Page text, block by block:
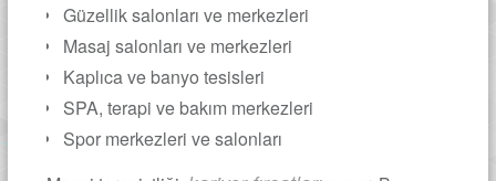
Güzellik salonları ve merkezleri
Masaj salonları ve merkezleri
Kaplıca ve banyo tesisleri
SPA, terapi ve bakım merkezleri
Spor merkezleri ve salonları